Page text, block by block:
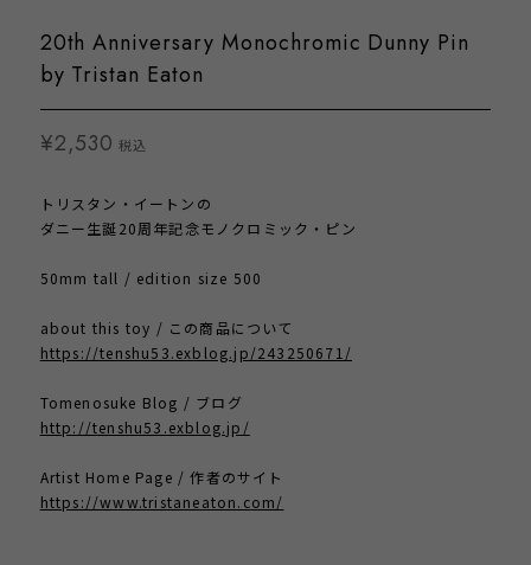
20th Anniversary Monochromic Dunny Pin
by Tristan Eaton
¥2,530 税込
トリスタン・イートンの
ダニー生誕20周年記念モノクロミック・ピン
50mm tall / edition size 500
about this toy / この商品について
https://tenshu53.exblog.jp/243250671/
Tomenosuke Blog / ブログ
http://tenshu53.exblog.jp/
Artist Home Page / 作者のサイト
https://www.tristaneaton.com/